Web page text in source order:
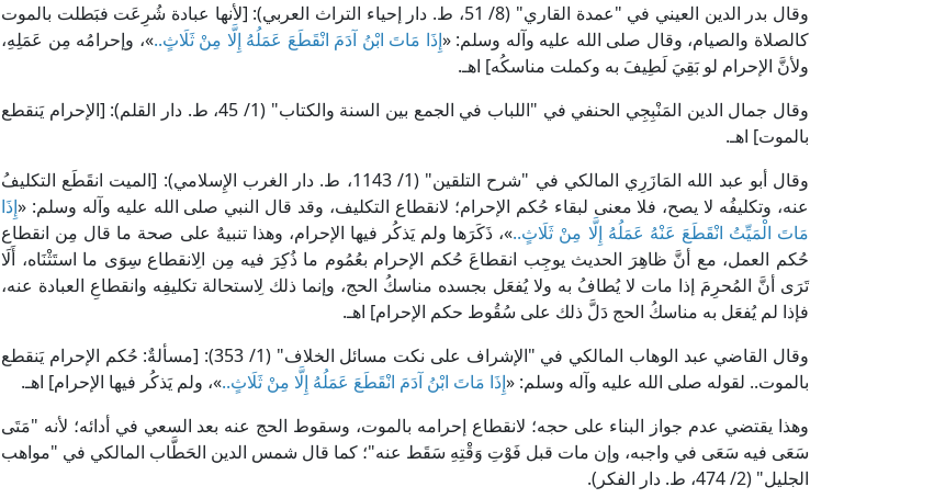
وقال بدر الدين العيني في "عمدة القاري" (8/ 51، ط. دار إحياء التراث العربي): [لأنها عبادة شُرِعَت فبَطلت بالموت
كالصلاة والصيام، وقال صلى الله عليه وآله وسلم: «إِذَا مَاتَ ابْنُ آدَمَ انْقَطَعَ عَمَلُهُ إِلَّا مِنْ ثَلَاثٍ..»، وإحرامُه مِن عَمَلِهِ،
ولأنَّ الإحرام لو بَقِيَ لَطِيفَ به وكملت مناسكُه] اهـ.
وقال جمال الدين المَنْبِجِي الحنفي في "اللباب في الجمع بين السنة والكتاب" (1/ 45، ط. دار القلم): [الإحرام يَنقطع
بالموت] اهـ.
وقال أبو عبد الله المَازَرِي المالكي في "شرح التلقين" (1/ 1143، ط. دار الغرب الإِسلامي): [الميت انقَطَع التكليفُ
عنه، وتكليفُه لا يصح، فلا معنى لبقاء حُكم الإحرام؛ لانقطاع التكليف، وقد قال النبي صلى الله عليه وآله وسلم: «إِذَا
مَاتَ الْمَيِّتُ انْقَطَعَ عَنْهُ عَمَلُهُ إِلَّا مِنْ ثَلَاثٍ..»، ذَكَرَها ولم يَذكُر فيها الإحرام، وهذا تنبيهٌ على صحة ما قال مِن انقطاع
حُكم العمل، مع أنَّ ظاهِرَ الحديث يوجِب انقطاعَ حُكم الإحرام بعُمُوم ما ذُكِرَ فيه مِن الِانقطاع سِوَى ما استَثْنَاه، أَلَا
تَرَى أنَّ المُحرِمَ إذا مات لا يُطافُ به ولا يُفعَل بجسده مناسكُ الحج، وإنما ذلك لِاستحالة تكليفِه وانقطاعِ العبادة عنه،
فإذا لم يُفعَل به مناسكُ الحج دَلَّ ذلك على سُقُوط حكم الإحرام] اهـ.
وقال القاضي عبد الوهاب المالكي في "الإشراف على نكت مسائل الخلاف" (1/ 353): [مسألةٌ: حُكم الإحرام يَنقطع
بالموت.. لقوله صلى الله عليه وآله وسلم: «إِذَا مَاتَ ابْنُ آدَمَ انْقَطَعَ عَمَلُهُ إِلَّا مِنْ ثَلَاثٍ..»، ولم يَذكُر فيها الإحرام] اهـ.
وهذا يقتضي عدم جواز البناء على حجه؛ لانقطاع إحرامه بالموت، وسقوط الحج عنه بعد السعي في أدائه؛ لأنه "مَتَى
سَعَى فيه سَعَى في واجبه، وإن مات قبل فَوْتِ وَقْتِهِ سَقَط عنه"؛ كما قال شمس الدين الحَطَّاب المالكي في "مواهب
الجليل" (2/ 474، ط. دار الفكر).